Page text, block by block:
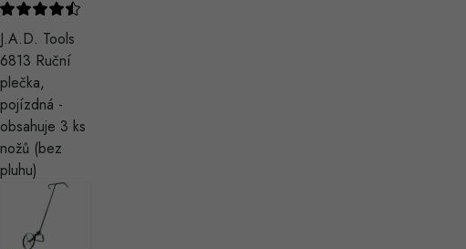
J.A.D. Tools
6813 Ruční
plečka,
pojízdná -
obsahuje 3 ks
nožů (bez
pluhu)